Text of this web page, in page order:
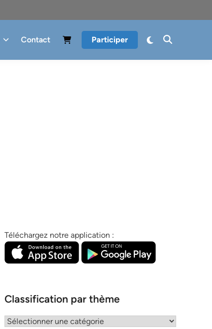
Contact Participer
Téléchargez notre application :
Classification par thème
Classification